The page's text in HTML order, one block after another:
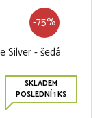
-75%
Silver - šedá
SKLADEM
POSLEDNÍ 1 KS